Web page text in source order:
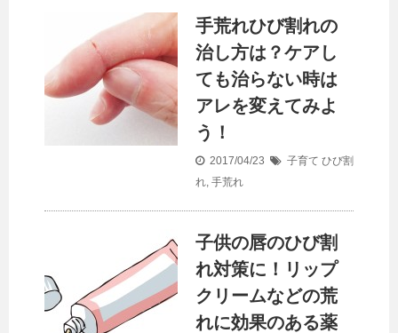
手荒れひび割れの
治し方は？ケアし
ても治らない時は
アレを変えてみよ
う！
2017/04/23 子育て ひび割
れ, 手荒れ
子供の唇のひび割
れ対策に！リップ
クリームなどの荒
れに効果のある薬